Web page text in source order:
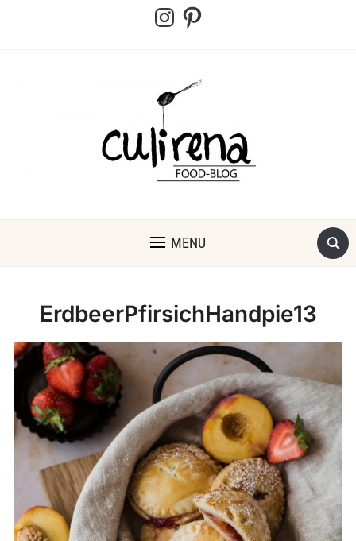
InstagramPinterest
MENU
ErdbeerPfirsichHandpie13